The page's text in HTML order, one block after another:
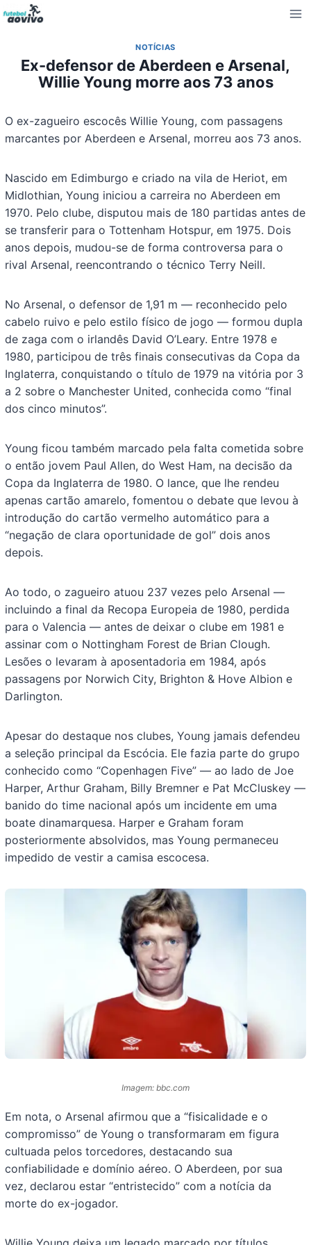
Pular
para
Conteúdo
NOTÍCIAS
Ex-defensor de Aberdeen e Arsenal,
Willie Young morre aos 73 anos
O ex-zagueiro escocês Willie Young, com passagens
marcantes por Aberdeen e Arsenal, morreu aos 73 anos.
Nascido em Edimburgo e criado na vila de Heriot, em
Midlothian, Young iniciou a carreira no Aberdeen em
1970. Pelo clube, disputou mais de 180 partidas antes de
se transferir para o Tottenham Hotspur, em 1975. Dois
anos depois, mudou-se de forma controversa para o
rival Arsenal, reencontrando o técnico Terry Neill.
No Arsenal, o defensor de 1,91 m — reconhecido pelo
cabelo ruivo e pelo estilo físico de jogo — formou dupla
de zaga com o irlandês David O’Leary. Entre 1978 e
1980, participou de três finais consecutivas da Copa da
Inglaterra, conquistando o título de 1979 na vitória por 3
a 2 sobre o Manchester United, conhecida como “final
dos cinco minutos”.
Young ficou também marcado pela falta cometida sobre
o então jovem Paul Allen, do West Ham, na decisão da
Copa da Inglaterra de 1980. O lance, que lhe rendeu
apenas cartão amarelo, fomentou o debate que levou à
introdução do cartão vermelho automático para a
“negação de clara oportunidade de gol” dois anos
depois.
Ao todo, o zagueiro atuou 237 vezes pelo Arsenal —
incluindo a final da Recopa Europeia de 1980, perdida
para o Valencia — antes de deixar o clube em 1981 e
assinar com o Nottingham Forest de Brian Clough.
Lesões o levaram à aposentadoria em 1984, após
passagens por Norwich City, Brighton & Hove Albion e
Darlington.
Apesar do destaque nos clubes, Young jamais defendeu
a seleção principal da Escócia. Ele fazia parte do grupo
conhecido como “Copenhagen Five” — ao lado de Joe
Harper, Arthur Graham, Billy Bremner e Pat McCluskey —
banido do time nacional após um incidente em uma
boate dinamarquesa. Harper e Graham foram
posteriormente absolvidos, mas Young permaneceu
impedido de vestir a camisa escocesa.
Imagem: bbc.com
Em nota, o Arsenal afirmou que a “fisicalidade e o
compromisso” de Young o transformaram em figura
cultuada pelos torcedores, destacando sua
confiabilidade e domínio aéreo. O Aberdeen, por sua
vez, declarou estar “entristecido” com a notícia da
morte do ex-jogador.